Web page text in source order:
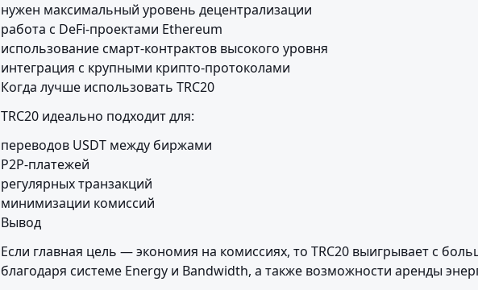
нужен максимальный уровень децентрализации
работа с DeFi-проектами Ethereum
использование смарт-контрактов высокого уровня
интеграция с крупными крипто-протоколами
Когда лучше использовать TRC20
TRC20 идеально подходит для:
переводов USDT между биржами
P2P-платежей
регулярных транзакций
минимизации комиссий
Вывод
Если главная цель — экономия на комиссиях, то TRC20 выигрывает с
благодаря системе Energy и Bandwidth, а также возможности аренды